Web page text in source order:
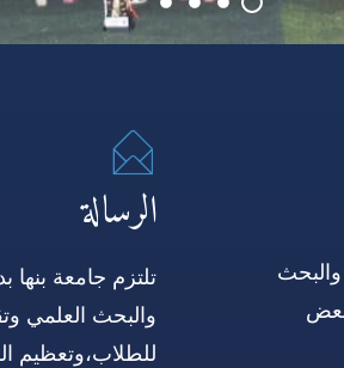
والبحث
بعض
الرسالة
تلتزم جامعة بنها
والبحث العلمي
للطلاب،وتعظيم